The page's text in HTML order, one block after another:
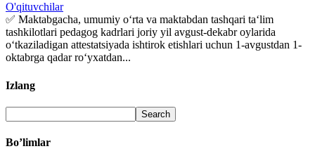
O'qituvchilar
✅ Maktabgacha, umumiy oʻrta va maktabdan tashqari taʻlim
tashkilotlari pedagog kadrlari joriy yil avgust-dekabr oylarida
oʻtkaziladigan attestatsiyada ishtirok etishlari uchun 1-avgustdan 1-
oktabrga qadar roʻyxatdan...
Izlang
Bo’limlar